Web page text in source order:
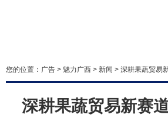
您的位置： 广告 > 魅力广西 > 新闻 > 深耕果蔬贸易
深耕果蔬贸易新赛